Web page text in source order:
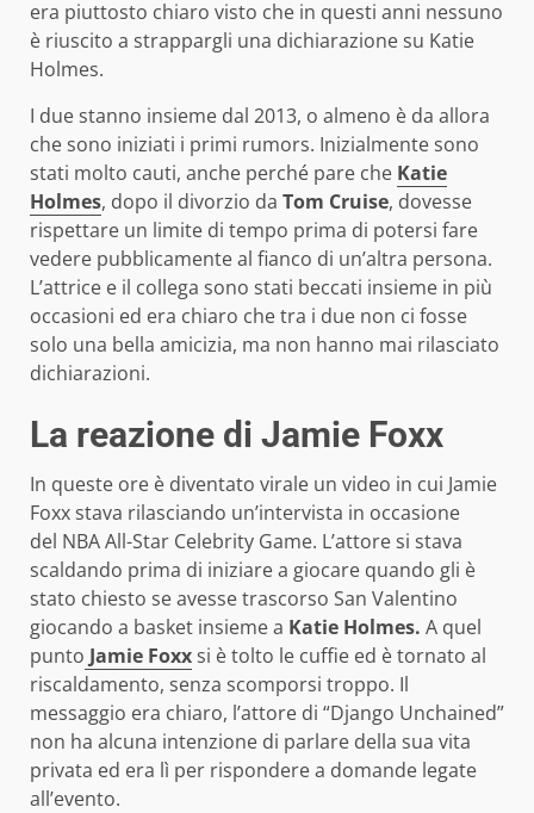
era piuttosto chiaro visto che in questi anni nessuno
è riuscito a strappargli una dichiarazione su Katie
Holmes.
I due stanno insieme dal 2013, o almeno è da allora
che sono iniziati i primi rumors. Inizialmente sono
stati molto cauti, anche perché pare che Katie
Holmes, dopo il divorzio da Tom Cruise, dovesse
rispettare un limite di tempo prima di potersi fare
vedere pubblicamente al fianco di un’altra persona.
L’attrice e il collega sono stati beccati insieme in più
occasioni ed era chiaro che tra i due non ci fosse
solo una bella amicizia, ma non hanno mai rilasciato
dichiarazioni.
La reazione di Jamie Foxx
In queste ore è diventato virale un video in cui Jamie
Foxx stava rilasciando un’intervista in occasione
del NBA All-Star Celebrity Game. L’attore si stava
scaldando prima di iniziare a giocare quando gli è
stato chiesto se avesse trascorso San Valentino
giocando a basket insieme a Katie Holmes. A quel
punto Jamie Foxxsi è tolto le cuffie ed è tornato al
riscaldamento, senza scomporsi troppo. Il
messaggio era chiaro, l’attore di “Django Unchained”
non ha alcuna intenzione di parlare della sua vita
privata ed era lì per rispondere a domande legate
all’evento.